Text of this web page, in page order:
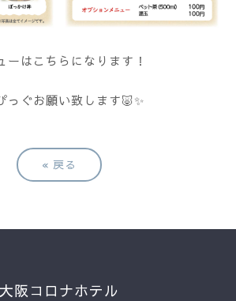
ーはこちらになります！
っぐお願い致します🐷✨
« 戻る
大阪コロナホテル